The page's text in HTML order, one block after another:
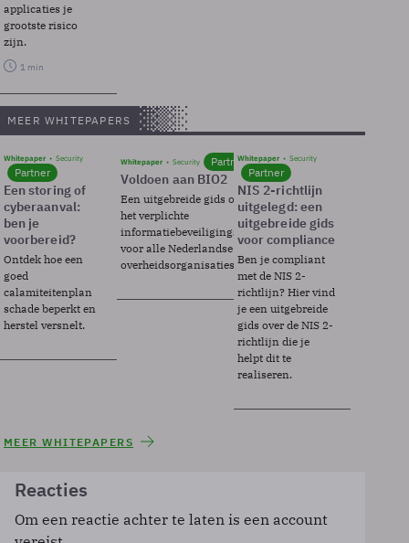
applicaties je
grootste risico
zijn.
1 min
MEER WHITEPAPERS
Whitepaper Security
Partner
Een storing of
cyberaanval:
ben je
voorbereid?
Ontdek hoe een
goed
calamiteitenplan
schade beperkt en
herstel versnelt.
Whitepaper Security Partner
Voldoen aan BIO2
Een uitgebreide gids over BIO2,
het verplichte
informatiebeveiligingsframework
voor alle Nederlandse
overheidsorganisaties.
Whitepaper Security
Partner
NIS 2-richtlijn
uitgelegd: een
uitgebreide gids
voor compliance
Ben je compliant
met de NIS 2-
richtlijn? Hier vind
je een uitgebreide
gids over de NIS 2-
richtlijn die je
helpt dit te
realiseren.
MEER WHITEPAPERS
Reacties
Om een reactie achter te laten is een account